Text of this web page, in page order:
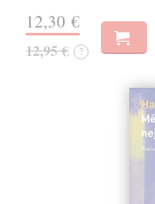
12,30 €
12,95 € ?